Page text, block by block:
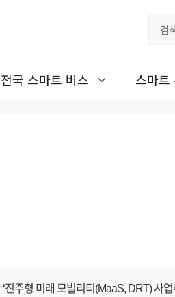
전국 스마트 버스 스마트
주형 미래 모빌리티(MaaS, DRT) 사